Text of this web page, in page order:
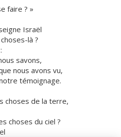
faire ? »
Israël
là ?
savons,
nous avons vu,
témoignage.
choses de la terre,
choses du ciel ?